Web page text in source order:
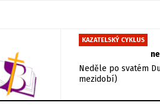
KAZATELSKÝ CYKLUS
Neděle po svatém
mezidobí)